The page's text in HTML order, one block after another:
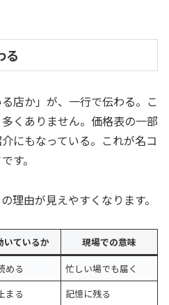
る
店か」が、一行で伝わる。こ
くありません。価格表の一部
にもなっている。これが名コ
す。
理由が見えやすくなります。
いているか
現場での意味
める
忙しい場でも届く
まる
記憶に残る